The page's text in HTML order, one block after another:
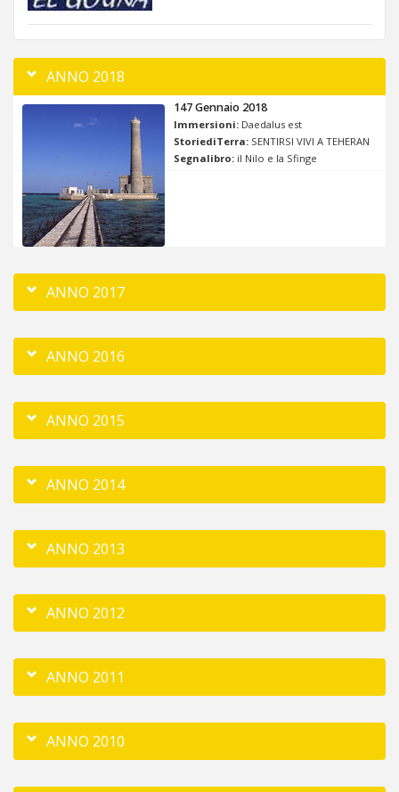
ANNO 2018
147 Gennaio 2018
Immersioni: Daedalus est
StoriediTerra: SENTIRSI VIVI A TEHERAN
Segnalibro: il Nilo e la Sfinge
ANNO 2017
ANNO 2016
ANNO 2015
ANNO 2014
ANNO 2013
ANNO 2012
ANNO 2011
ANNO 2010